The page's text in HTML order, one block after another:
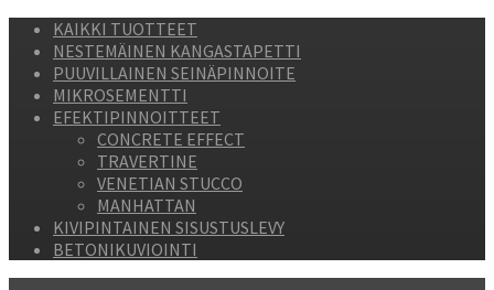
KAIKKI TUOTTEET
NESTEMÄINEN KANGASTAPETTI
PUUVILLAINEN SEINÄPINNOITE
MIKROSEMENTTI
EFEKTIPINNOITTEET
CONCRETE EFFECT
TRAVERTINE
VENETIAN STUCCO
MANHATTAN
KIVIPINTAINEN SISUSTUSLEVY
BETONIKUVIOINTI